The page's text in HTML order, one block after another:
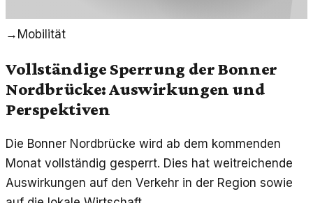
→ Mobilität
Vollständige Sperrung der Bonner
Nordbrücke: Auswirkungen und
Perspektiven
Die Bonner Nordbrücke wird ab dem kommenden
Monat vollständig gesperrt. Dies hat weitreichende
Auswirkungen auf den Verkehr in der Region sowie